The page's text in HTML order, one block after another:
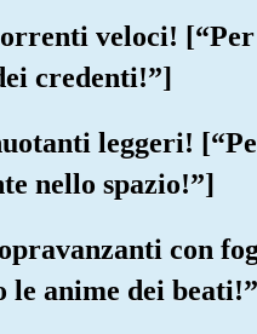
veloci!
credenti!”]
leggeri!
nello spazio!”]
con
le anime dei